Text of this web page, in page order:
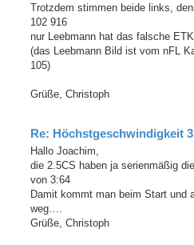
Trotzdem stimmen beide links,
102 916
nur Leebmann hat das falsche
(das Leebmann Bild ist vom nFL
105)
Grüße, Christoph
Re: Höchstgeschwindigkeit
Hallo Joachim,
die 2.5CS haben ja serienmäßig
von 3:64
Damit kommt man beim Start und
weg….
Grüße, Christoph